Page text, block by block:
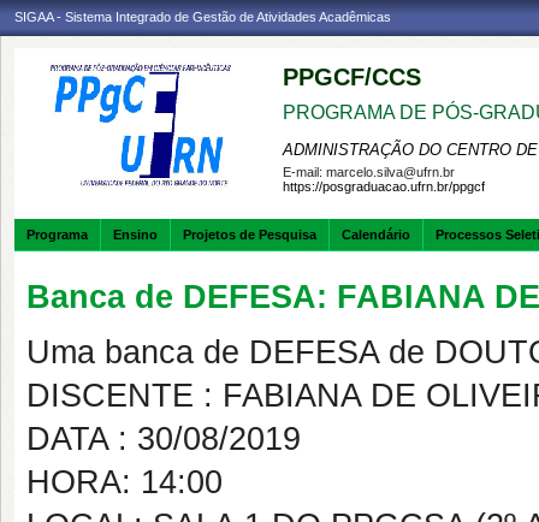
SIGAA - Sistema Integrado de Gestão de Atividades Acadêmicas
PPGCF/CCS
PROGRAMA DE PÓS-
ADMINISTRAÇÃO DO CENTRO
E-mail: marcelo.silva@ufrn.br
https://posgraduacao.ufrn.br/ppgcf
Programa Ensino Projetos de Pesquisa Calendário Processos
Banca de DEFESA: FABIANA
Uma banca de DEFESA de
DISCENTE : FABIANA DE
DATA : 30/08/2019
HORA: 14:00